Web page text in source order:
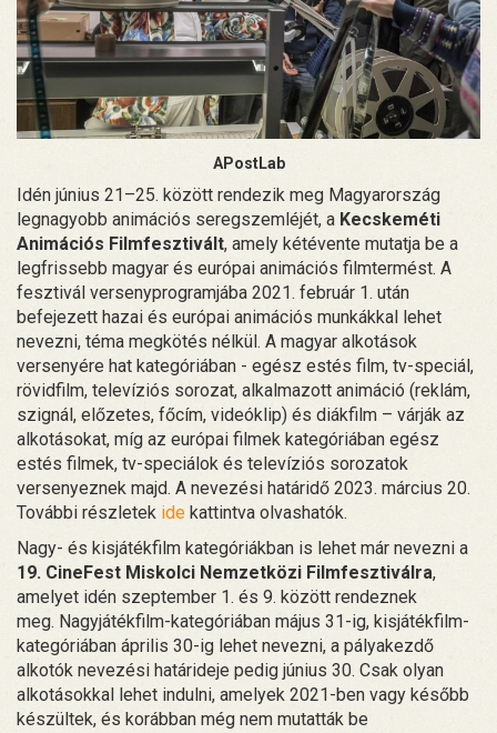
APostLab
Idén június 21–25. között rendezik meg Magyarország
legnagyobb animációs seregszemléjét, a Kecskeméti
Animációs Filmfesztivált, amely kétévente mutatja be a
legfrissebb magyar és európai animációs filmtermést. A
fesztivál versenyprogramjába 2021. február 1. után
befejezett hazai és európai animációs munkákkal lehet
nevezni, téma megkötés nélkül. A magyar alkotások
versenyére hat kategóriában - egész estés film, tv-speciál,
rövidfilm, televíziós sorozat, alkalmazott animáció (reklám,
szignál, előzetes, főcím, videóklip) és diákfilm – várják az
alkotásokat, míg az európai filmek kategóriában egész
estés filmek, tv-speciálok és televíziós sorozatok
versenyeznek majd. A nevezési határidő 2023. március 20.
További részletek ide kattintva olvashatók.
Nagy- és kisjátékfilm kategóriákban is lehet már nevezni a
19. CineFest Miskolci Nemzetközi Filmfesztiválra,
amelyet idén szeptember 1. és 9. között rendeznek
meg. Nagyjátékfilm-kategóriában május 31-ig, kisjátékfilm-
kategóriában április 30-ig lehet nevezni, a pályakezdő
alkotók nevezési határideje pedig június 30. Csak olyan
alkotásokkal lehet indulni, amelyek 2021-ben vagy később
készültek, és korábban még nem mutatták be